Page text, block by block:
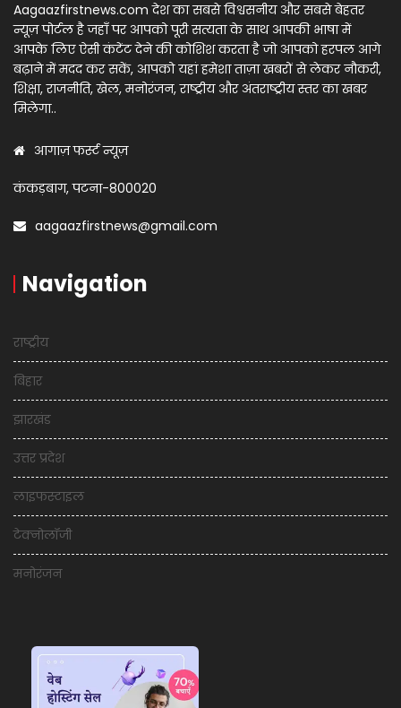
Aagaazfirstnews.com देश का सबसे विश्वसनीय और सबसे बेहतर
न्यूज़ पोर्टल है जहाँ पर आपको पूरी सत्यता के साथ आपकी भाषा में
आपके लिए ऐसी कंटेंट देने की कोशिश करता है जो आपको हरपल आगे
बढ़ाने में मदद कर सकें, आपको यहां हमेशा ताज़ा खबरों से लेकर नौकरी,
शिक्षा, राजनीति, खेल, मनोरंजन, राष्ट्रीय और अंतराष्ट्रीय स्तर का खबर
मिलेगा..
आगाज़ फर्स्ट न्यूज़
कंकड़बाग, पटना-800020
aagaazfirstnews@gmail.com
Navigation
राष्ट्रीय
बिहार
झारखंड
उत्तर प्रदेश
लाइफस्टाइल
टेक्नोलॉजी
मनोरंजन